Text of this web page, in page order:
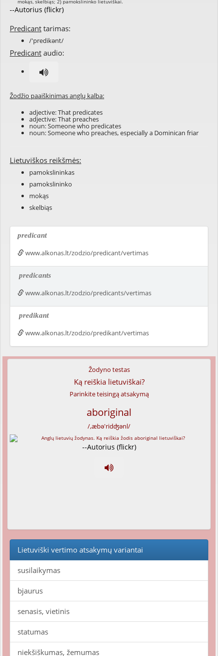
--Autorius (flickr)
Predicant tarimas:
/'predikənt/
Predicant audio:
Žodžio paaiškinimas anglų kalba:
adjective: That predicates
adjective: That preaches
noun: Someone who predicates
noun: Someone who preaches, especially a Dominican friar
Lietuviškos reikšmės:
pamokslininkas
pamokslininko
mokąs
skelbiąs
predicant
www.alkonas.lt/zodzio/predicant/vertimas
predicants
www.alkonas.lt/zodzio/predicants/vertimas
predikant
www.alkonas.lt/zodzio/predikant/vertimas
Žodyno testas
Ką reiškia lietuviškai?
Parinkite teisingą atsakymą
aboriginal
/,æbə'ridʤənl/
--Autorius (flickr)
Lietuviški vertimo atsakymų variantai
susilaikymas
bjaurus
senasis, vietinis
statumas
niekšiškumas, žemumas